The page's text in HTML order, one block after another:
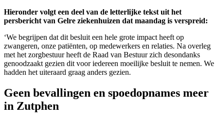
Hieronder volgt een deel van de letterlijke tekst uit het
persbericht van Gelre ziekenhuizen dat maandag is verspreid:
‘We begrijpen dat dit besluit een hele grote impact heeft op
zwangeren, onze patiënten, op medewerkers en relaties. Na overleg
met het zorgbestuur heeft de Raad van Bestuur zich desondanks
genoodzaakt gezien dit voor iedereen moeilijke besluit te nemen. We
hadden het uiteraard graag anders gezien.
Geen bevallingen en spoedopnames meer
in Zutphen